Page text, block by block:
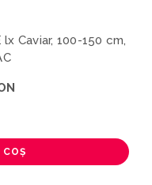
Caviar, 100-150 cm,